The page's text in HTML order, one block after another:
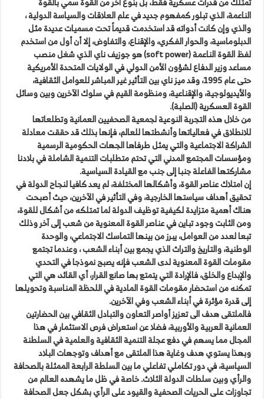
الناعمة، الذي تبلور كمفهوم جديد في علم العلاقات والسياسة الدولية ،
والذي وإن كانت أدواته قد استخدمت قديماً تحت مسميات عديدة مثل
الدبلوماسية، والحوار الفكري، والإقناع، والتفاوض، إلا أن أول من استخدم
لفظ القوة الناعمة (soft power) هو جوزيف ناي الذي شغل منصب
مساعد وزير الدفاع لشؤون الأمن الدولي في الولايات المتحدة الأمريكية
حتى عام 1995، وقد ميز ناي بين التأثير غير المباشر للعوامل الثقافية،
والأيديولوجية، والإقناعية، ومنظومة القيم في سلوك الآخرين وبين وسائل
القوة العسكرية (الصلبة).
من خلال هذه التجربة النوعية لجمعية الصحفيين العمانية وتطلعاتها
للانطلاق في فعالياتها وأنشطتها للعالم، فإنها بذلك قد حققت معادلة
الشراكة الاجتماعية والتي يمثل طرفاها الجهات الحكومية الرسمية
ومؤسسات المجتمع المدني التي تحتم متطلبات التنمية الشاملة في بلادنا
مشاركتها الفاعلة جنبا إلى جنب مع القيادة السياسية.
إن امتلاك عناصر القوة، وأشكالها المختلفة، لم يعد كافيا لنجاح الدولة في
تحقيق أهداف سياستها الخارجية، وفي التأثير في الآخرين، حيث أصبحت
هناك أهمية متزايدة لكيفية توظيف الدولة لما تمتلكه من أشكال للقوة،
ومن الثابت وجود تباين في عناصر القوة المعنوية من شعب إلى آخر وذلك
تبعا لعدد من العوامل، يبرز من بينها التماسك الاجتماعي، والوحدة
الوطنية، والتاريخ والتراث الذي يجمع بين أبناء الشعب ، وعندما تجتمع
مقومات القوة المعنوية لدى الشعب فإنه يصبح نموذجا في التحدي
والإبداع والخلق، فالإرادة التي يتمتع بها صانع القرار، أي القائد، هي التي
تمكنه من استحضار مقومات القوة المادية في اللحظة المناسبة وتحويلها
إلى قدرة مؤثرة في أبناء الشعب وفي الآخرين.
فالملتقى هدف الى تعزيز أواصر التعاون والتبادل الثقافي بين الحضارتين
العمانية العربية والأوربية، فضلا عن استعراض فرص الاستثمار في هذا
المجال مما يسهم في دفع عجلة التنمية الثقافية والعلمية في السلطنة
وبهذا يستوي هدف وغاية هذا الملتقى مع أهداف وتوجهات البلاد
السياسية، في دور تكاملي تفاعلي ما بين السلطة الرابعة الممثلة بالصحافة
والرأي وبين سلطات الدولة الثلاث. خاصة في ظل ما يشهده العالم من
تجاوزات على الحريات الصحفية والقيود على الرأي بشكل جعل الصحافة